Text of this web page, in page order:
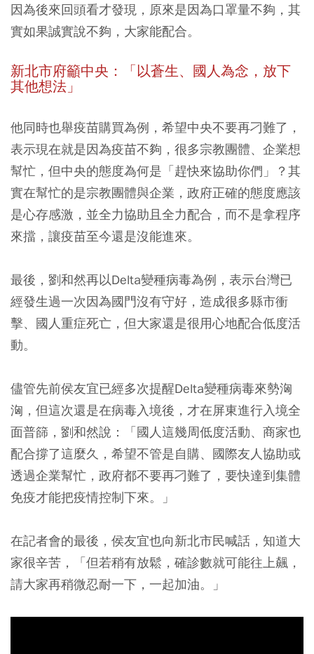
因為後來回頭看才發現，原來是因為口罩量不夠，其
實如果誠實說不夠，大家能配合。
新北市府籲中央：「以蒼生、國人為念，放下
其他想法」
他同時也舉疫苗購買為例，希望中央不要再刁難了，
表示現在就是因為疫苗不夠，很多宗教團體、企業想
幫忙，但中央的態度為何是「趕快來協助你們」？其
實在幫忙的是宗教團體與企業，政府正確的態度應該
是心存感激，並全力協助且全力配合，而不是拿程序
來擋，讓疫苗至今還是沒能進來。
最後，劉和然再以Delta變種病毒為例，表示台灣已
經發生過一次因為國門沒有守好，造成很多縣市衝
擊、國人重症死亡，但大家還是很用心地配合低度活
動。
儘管先前侯友宜已經多次提醒Delta變種病毒來勢洶
洶，但這次還是在病毒入境後，才在屏東進行入境全
面普篩，劉和然說：「國人這幾周低度活動、商家也
配合撐了這麼久，希望不管是自購、國際友人協助或
透過企業幫忙，政府都不要再刁難了， 要快達到集體
免疫才能把疫情控制下來。」
在記者會的最後，侯友宜也向新北市民喊話，知道大
家很辛苦，「但若稍有放鬆，確診數就可能往上飆 ，
請大家再稍微忍耐一下，一起加油。」